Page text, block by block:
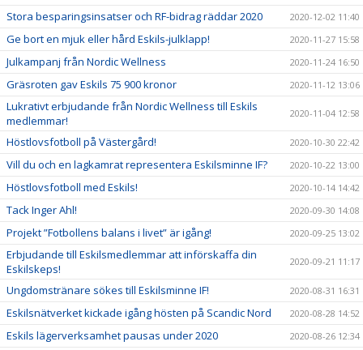
Stora besparingsinsatser och RF-bidrag räddar 2020
2020-12-02 11:40
Ge bort en mjuk eller hård Eskils-julklapp! 2020-11-27 15:58
Julkampanj från Nordic Wellness 2020-11-24 16:50
Gräsroten gav Eskils 75 900 kronor 2020-11-12 13:06
Lukrativt erbjudande från Nordic Wellness till Eskils
medlemmar!
2020-11-04 12:58
Höstlovsfotboll på Västergård! 2020-10-30 22:42
Vill du och en lagkamrat representera Eskilsminne IF? 2020-10-22 13:00
Höstlovsfotboll med Eskils! 2020-10-14 14:42
Tack Inger Ahl! 2020-09-30 14:08
Projekt ”Fotbollens balans i livet” är igång! 2020-09-25 13:02
Erbjudande till Eskilsmedlemmar att införskaffa din
Eskilskeps!
2020-09-21 11:17
Ungdomstränare sökes till Eskilsminne IF! 2020-08-31 16:31
Eskilsnätverket kickade igång hösten på Scandic Nord 2020-08-28 14:52
Eskils lägerverksamhet pausas under 2020 2020-08-26 12:34